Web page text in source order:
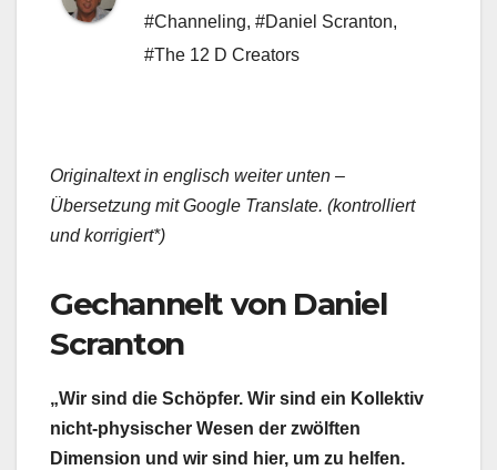
#Channeling, #Daniel Scranton,
#The 12 D Creators
Originaltext in englisch weiter unten –
Übersetzung mit Google Translate. (kontrolliert
und korrigiert*)
Gechannelt von Daniel
Scranton
„Wir sind die Schöpfer. Wir sind ein Kollektiv
nicht-physischer Wesen der zwölften
Dimension und wir sind hier, um zu helfen.